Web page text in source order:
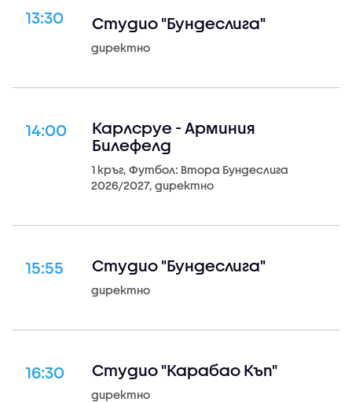
13:30 Студио "Бундеслига"
директно
14:00
Карлсруе - Арминия
Билефелд
1 кръг, Футбол: Втора Бундеслига
2026/2027, директно
15:55 Студио "Бундеслига"
директно
16:30 Студио "Карабао Къп"
директно